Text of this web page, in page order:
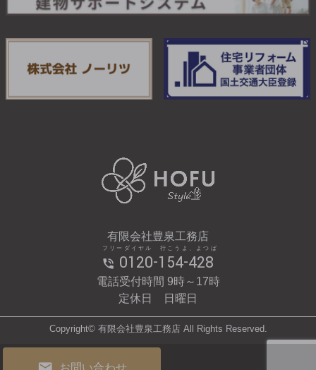
お問い合わせ
有限会社豊泉工務店
0120-154-428
フリーダイヤル 行こうよ、よつば
電話受付時間 9時～17時
定休日 日曜日
Copyright© 有限会社豊泉工務店 All Rights Reserved.